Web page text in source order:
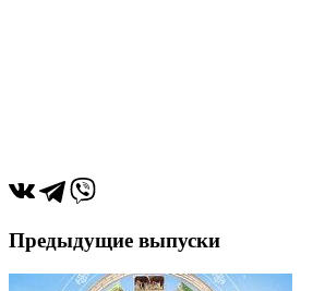
Предыдущие выпуски